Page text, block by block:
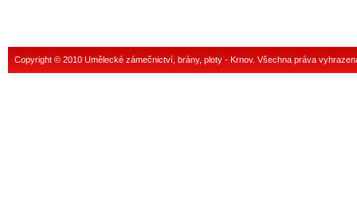
Copyright © 2010 Umělecké zámečnictví, brány, ploty - Krnov. Všechna práva